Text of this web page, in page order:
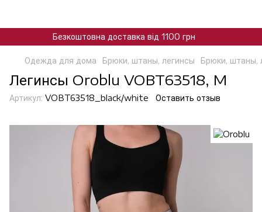
Безкоштовна доставка від 1100 грн
Одежда для дома Брюки, штаны, легинсы Брюки, штаны,
Легинсы Oroblu VOBT63518, M
Артикул: VOBT63518_black/white Оставить отзыв